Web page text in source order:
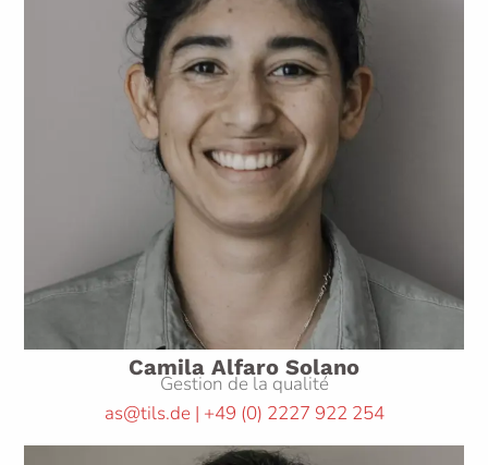
Camila Alfaro Solano
Gestion de la qualité
as@tils.de | +49 (0) 2227 922 254